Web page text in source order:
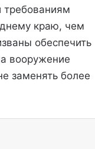
требованиям
краю, чем
обеспечить
вооружение
заменять более